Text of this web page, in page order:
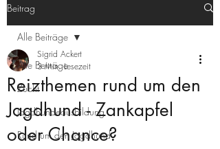
Beitrag
Alle Beiträge
Zucht
Jagdhundeausbildung
Rund um den Jagdhund
Alle Beiträge
Reizthemen rund um den
Jagdhund - Zankapfel
oder Chance?
Sigrid Ackert
3 Min. Lesezeit